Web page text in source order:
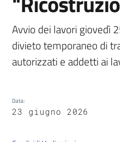
Servizi
on-
line
Tutti
gli
Avvio dei lavori giovedì
divieto temporaneo di
autorizzati e addetti ai
Data:
23 giugno 2026